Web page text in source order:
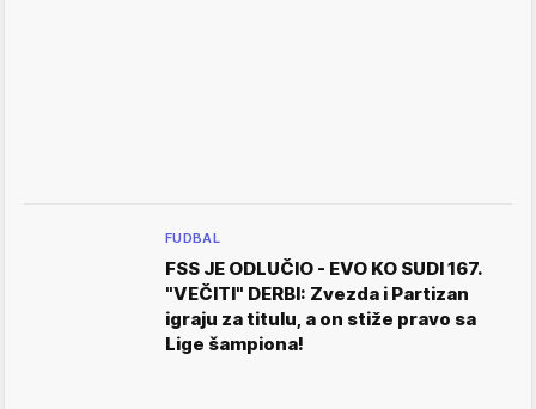
FUDBAL
FSS JE ODLUČIO - EVO KO SUDI 167.
"VEČITI" DERBI: Zvezda i Partizan
igraju za titulu, a on stiže pravo sa
Lige šampiona!